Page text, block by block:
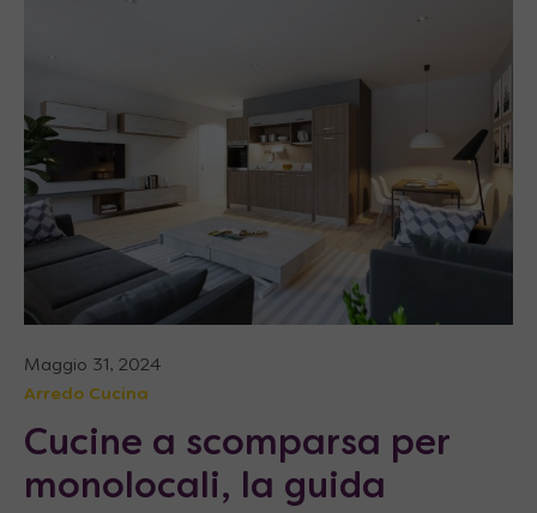
Maggio 31, 2024
Arredo Cucina
Cucine a scomparsa per
monolocali, la guida